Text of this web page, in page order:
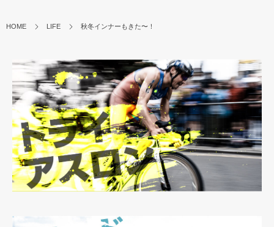
HOME LIFE 秋冬インナーもきた〜！